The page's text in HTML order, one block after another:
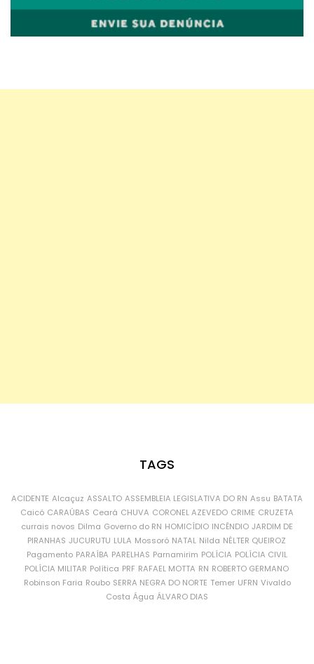
TAGS
ACIDENTE Alcaçuz ASSALTO ASSEMBLEIA LEGISLATIVA DO RN Assu BATATA
Caicó CARAÚBAS Ceará CHUVA CORONEL AZEVEDO CRIME CRUZETA
currais novos Dilma Governo do RN HOMICÍDIO INCÊNDIO JARDIM DE
PIRANHAS JUCURUTU LULA Mossoró NATAL Nilda NÉLTER QUEIROZ
Pagamento PARAÍBA PARELHAS Parnamirim POLÍCIA POLÍCIA CIVIL
POLÍCIA MILITAR Política PRF RAFAEL MOTTA RN ROBERTO GERMANO
Robinson Faria Roubo SERRA NEGRA DO NORTE Temer UFRN Vivaldo
Costa Água ÁLVARO DIAS